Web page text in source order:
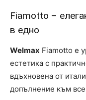
Fiamotto –
в едно
Welmax Fiamotto е
естетика с
вдъхновена от
допълнение към